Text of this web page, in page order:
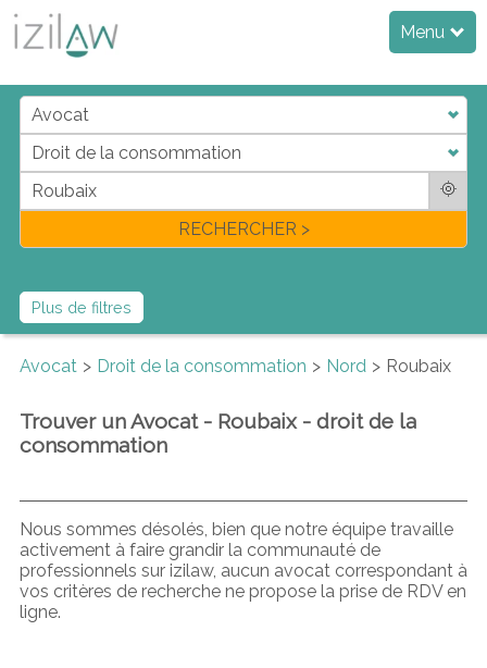
Menu
jdadi
fl
RECHERCHER >
Plus de filtres
Avocat Droit de la consommation Nord Roubaix
Trouver un Avocat - Roubaix - droit de la
consommation
Nous sommes désolés, bien que notre équipe travaille
activement à faire grandir la communauté de
professionnels sur izilaw, aucun avocat correspondant à
vos critères de recherche ne propose la prise de RDV en
ligne.